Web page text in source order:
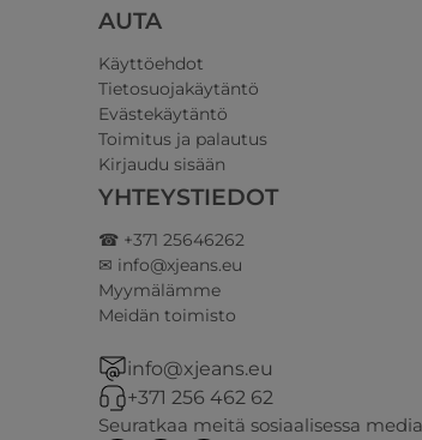
AUTA
Käyttöehdot
Tietosuojakäytäntö
Evästekäytäntö
Toimitus ja palautus
Kirjaudu sisään
YHTEYSTIEDOT
☎ +371 25646262
✉ info@xjeans.eu
Myymälämme
Meidän toimisto
info@xjeans.eu
+371 256 462 62
Seuratkaa meitä sosiaalisessa